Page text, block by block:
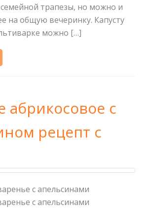
трапезы, но можно и
на общую вечеринку. Капусту
можно […]
абрикосовое с
рецепт с
с апельсинами
с апельсинами